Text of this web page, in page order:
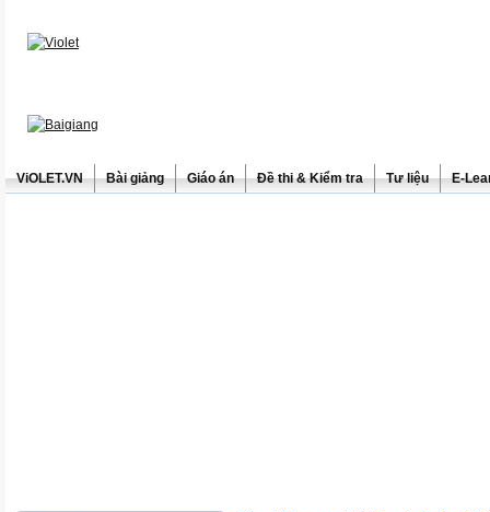
ViOLET.VN Bài giảng Giáo án Đề thi & Kiểm tra Tư liệu E-